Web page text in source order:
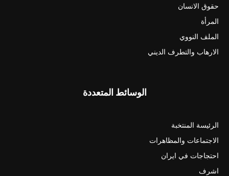
حقوق الانسان
المرأة
الملف النووي
الارهاب والتطرف الديني
الوسائط المتعددة
الرئيسة المنتخبة
الاجتماعات والمظاهرات
احتجاجات في ايران
اشرف